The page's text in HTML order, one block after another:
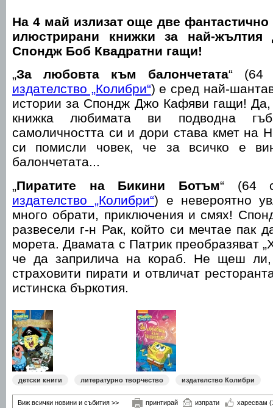
На 4 май излизат още две фантастично
илюстрирани книжки за най-
Спондж Боб Квадратни гащи!
„За любовта към балончетата“ (64
издателство „Колибри“) е сред най-
истории за Спондж Джо Кафяви гащи! Да,
книжка любимата ви подводна
самоличността си и дори става кмет на
си помисли човек, че за всичко е
балончетата...
„Пиратите на Бикини Ботъм“ (64
издателство „Колибри“) е невероятно
много обрати, приключения и смях!
развесели г-н Рак, който си мечтае пак
морета. Двамата с Патрик преобразяват
че да заприлича на кораб. Не щеш ли,
страховити пирати и отвличат
истинска бъркотия.
детски книги литературно творчество издателство Колибри
Виж всички новини и събития >> принтирай изпрати харесвам